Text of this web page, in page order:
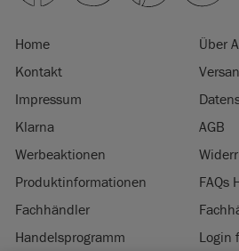
Home
Über
Kontakt
Impressum
Klarna
AGB
Werbeaktionen
Produktinformationen
FAQs
Fachhändler
Handelsprogramm
Login